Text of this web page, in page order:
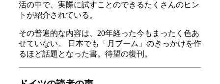
活の中で、実際に試すことのできるたくさんのヒン
トが紹介されている。
その普遍的な内容は、20年経った今もまったく色あ
せていない。 日本でも「月ブーム」のきっかけを作
るほど話題となった書。待望の復刊。